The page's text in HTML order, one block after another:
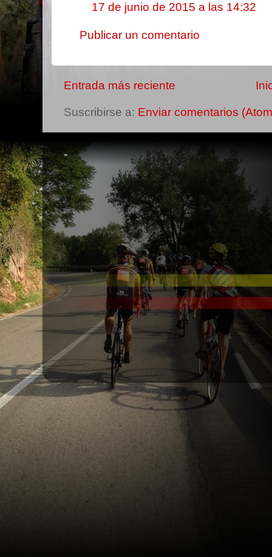
17 de junio de 2015 a las 14:32
Publicar un comentario
Entrada más reciente
Suscribirse a: Enviar comentarios
-